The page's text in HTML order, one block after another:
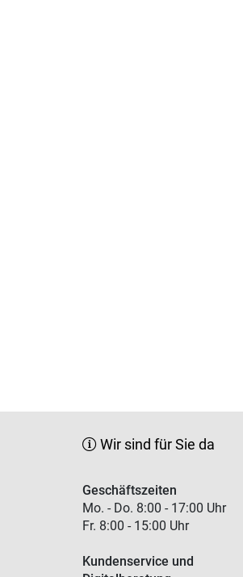
Wir sind für Sie da
Geschäftszeiten
Mo. - Do. 8:00 - 17:00 Uhr
Fr. 8:00 - 15:00 Uhr
Kundenservice und